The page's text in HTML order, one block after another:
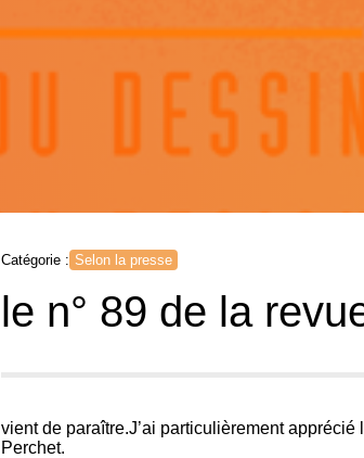
Catégorie : Selon la presse
le n° 89 de la
vient de paraître.J’ai particulièrement
Perchet.